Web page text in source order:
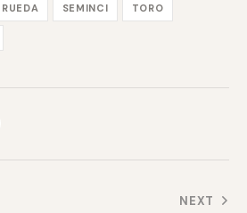
RUEDA SEMINCI TORO
NEXT